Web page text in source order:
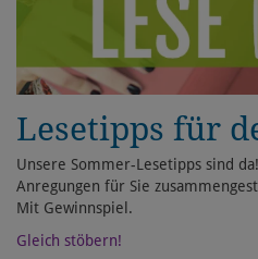
Lesetipps für
Unsere Sommer-Lesetipps sind
Anregungen für Sie
Mit Gewinnspiel.
Gleich stöbern!